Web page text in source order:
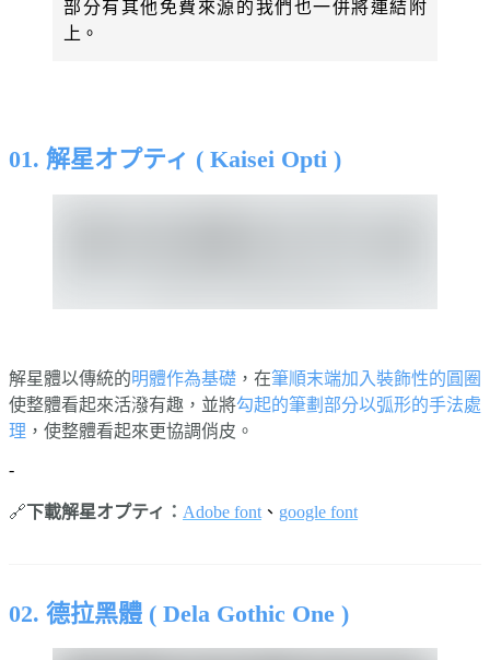
部分有其他免費來源的我們也一併將連結附
上。
01. 解星オプティ ( Kaisei Opti )
解星體以傳統的明體作為基礎 ，在筆順末端加入裝飾性的圓圈
使整體看起來活潑有趣，並將勾起的筆劃部分以弧形的手法處
理 ，使整體看起來更協調俏皮。
-
🔗下載解星オプティ ： Adobe font 、 google font
02. 德拉黑體 ( Dela Gothic One )